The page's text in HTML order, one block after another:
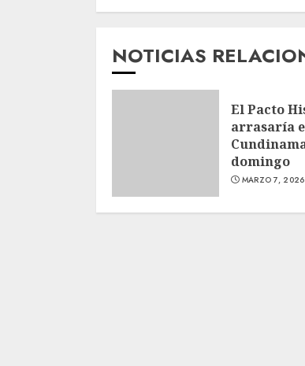
NOTICIAS
El Pacto
arrasaría
domingo
MARZO 7, 2026